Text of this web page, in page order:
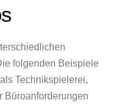
folgenden Beispiele
Technikspielerei,
Büroanforderungen